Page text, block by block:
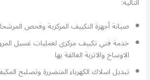
صيانة أجهزة التكييف المركزية وفحص
خدمة فني تكييف مركزي لعمليات غسيل
الاوساخ والاتربة العالقة بها
تبديل اسلاك الكهرباء المتضررة وتصليح